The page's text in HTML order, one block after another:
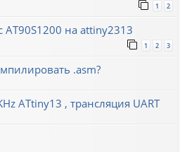
1 2
AT90S1200 на attiny2313
1 2 3
.asm?
ATtiny13 , трансляция UART